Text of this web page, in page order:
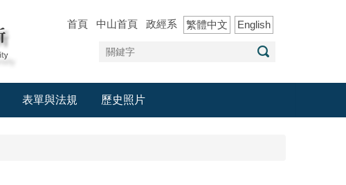
首頁 中山首頁 政經系 繁體中文 English
表單與法規 歷史照片